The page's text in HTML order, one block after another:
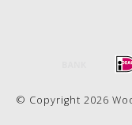
© Copyright 2026